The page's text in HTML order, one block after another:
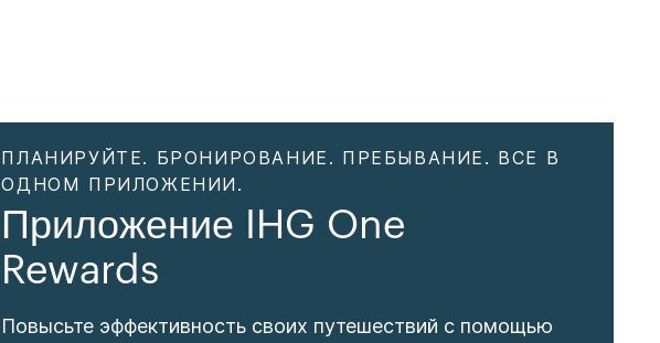
ПЛАНИРУЙТЕ. БРОНИРОВАНИЕ. ПРЕБЫВАНИЕ. ВСЕ В
ОДНОМ ПРИЛОЖЕНИИ.
Приложение IHG One
Rewards
Повысьте эффективность своих путешествий с помощью